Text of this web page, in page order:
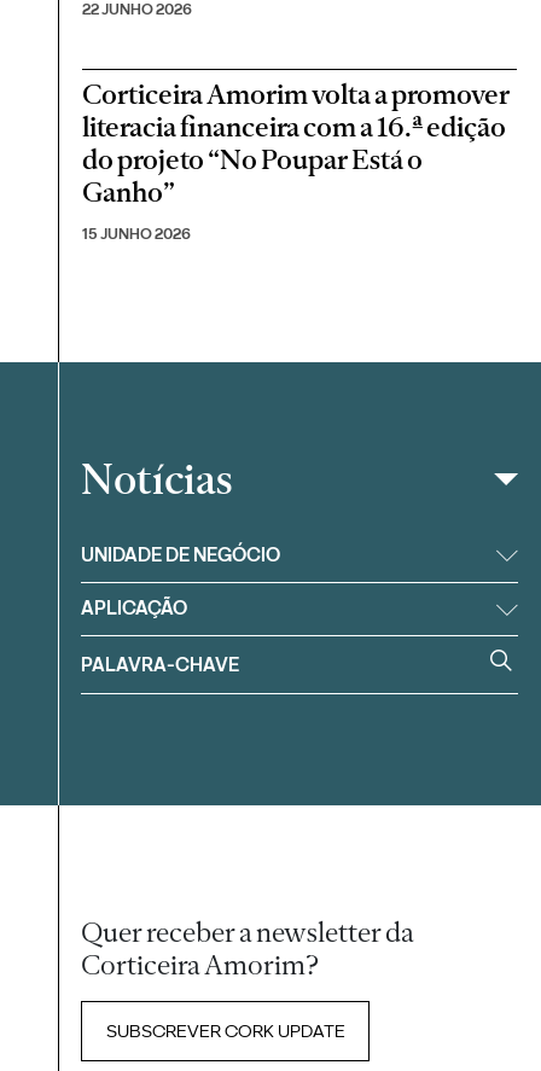
22 JUNHO 2026
Corticeira Amorim volta a promover
literacia financeira com a 16.ª edição
do projeto “No Poupar Está o
Ganho”
15 JUNHO 2026
Filtrar
Notícias
UNIDADE DE NEGÓCIO
APLICAÇÃO
Quer receber a newsletter da
Corticeira Amorim?
SUBSCREVER CORK UPDATE